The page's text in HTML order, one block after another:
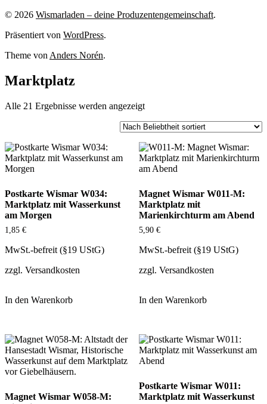
© 2026 Wismarladen – deine Produzentengemeinschaft.
Präsentiert von WordPress.
Theme von Anders Norén.
Marktplatz
Alle 21 Ergebnisse werden angezeigtNach
sortiert
Postkarte Wismar W034:
Marktplatz mit Wasserkunst
am Morgen
1,85 €
MwSt.-befreit (§19 UStG)
zzgl. Versandkosten
In den Warenkorb
Magnet Wismar W011-M:
Marktplatz mit
Marienkirchturm am Abend
5,90 €
MwSt.-befreit (§19 UStG)
zzgl. Versandkosten
In den Warenkorb
Magnet Wismar W058-M:
Postkarte Wismar W011:
Marktplatz mit Wasserkunst